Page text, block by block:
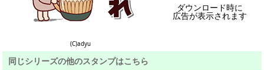
(C)adyu
ダウンロード時に
広告が表示されます
同じシリーズの他のスタンプはこちら